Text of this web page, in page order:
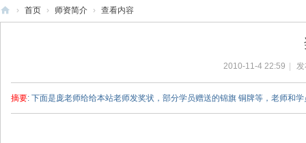
索
› 首页 › 师资简介 › 查看内容
2010-11-4 22:59
摘要: 下面是庞老师给给本站老师发奖状，部分学员赠送的锦旗 铜牌等，老师和